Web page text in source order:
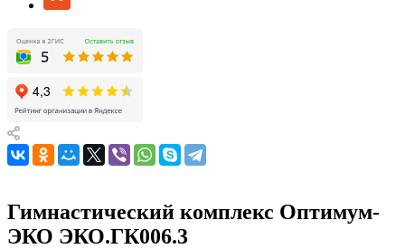
Гимнастический комплекс Оптимум-
ЭКО ЭКО.ГК006.3